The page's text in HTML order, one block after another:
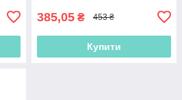
385,05 ₴ 453 ₴
Купити